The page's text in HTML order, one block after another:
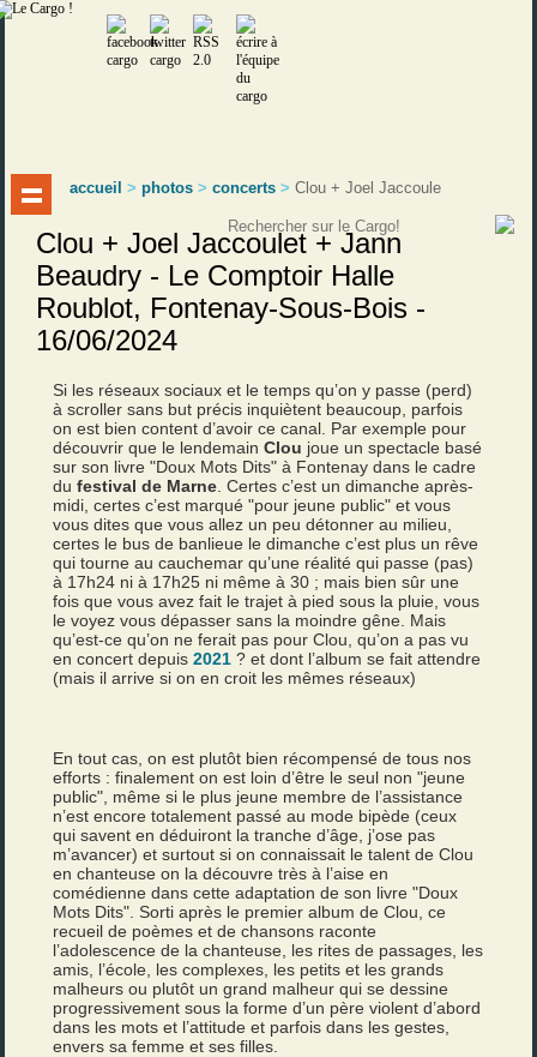
accueil >photos >concerts >Clou + Joel Jaccoule
Clou + Joel Jaccoulet + Jann
Beaudry - Le Comptoir Halle
Roublot, Fontenay-Sous-Bois -
16/06/2024
Si les réseaux sociaux et le temps qu’on y passe (perd)
à scroller sans but précis inquiètent beaucoup, parfois
on est bien content d’avoir ce canal. Par exemple pour
découvrir que le lendemainClou joue un spectacle basé
sur son livre "Doux Mots Dits" à Fontenay dans le cadre
dufestival de Marne . Certes c’est un dimanche après-
midi, certes c’est marqué "pour jeune public" et vous
vous dites que vous allez un peu détonner au milieu,
certes le bus de banlieue le dimanche c’est plus un rêve
qui tourne au cauchemar qu’une réalité qui passe (pas)
à 17h24 ni à 17h25 ni même à 30 ; mais bien sûr une
fois que vous avez fait le trajet à pied sous la pluie, vous
le voyez vous dépasser sans la moindre gêne. Mais
qu’est-ce qu’on ne ferait pas pour Clou, qu’on a pas vu
en concert depuis2021 ? et dont l’album se fait attendre
(mais il arrive si on en croit les mêmes réseaux)
En tout cas, on est plutôt bien récompensé de tous nos
efforts : finalement on est loin d’être le seul non "jeune
public", même si le plus jeune membre de l’assistance
n’est encore totalement passé au mode bipède (ceux
qui savent en déduiront la tranche d’âge, j’ose pas
m’avancer) et surtout si on connaissait le talent de Clou
en chanteuse on la découvre très à l’aise en
comédienne dans cette adaptation de son livre "Doux
Mots Dits". Sorti après le premier album de Clou, ce
recueil de poèmes et de chansons raconte
l’adolescence de la chanteuse, les rites de passages, les
amis, l’école, les complexes, les petits et les grands
malheurs ou plutôt un grand malheur qui se dessine
progressivement sous la forme d’un père violent d’abord
dans les mots et l’attitude et parfois dans les gestes,
envers sa femme et ses filles.